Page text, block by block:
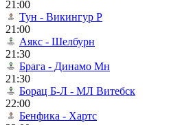
21:00
Тун - Викингур Р
21:00
Аякс - Шелбурн
21:30
Брага - Динамо Мн
21:30
Борац Б-Л - МЛ Витебск
22:00
Бенфика - Хартс